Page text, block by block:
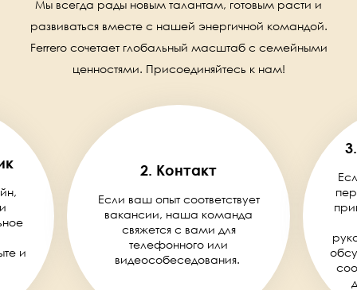
Мы всегда рады новым талантам, готовым расти и
развиваться вместе с нашей энергичной командой.
Ferrero сочетает глобальный масштаб с семейными
ценностями. Присоединяйтесь к нам!
и
2. Контакт
Если ваш опыт соответствует
вакансии, наша команда
свяжется с вами для
телефонного или
видеособеседования.